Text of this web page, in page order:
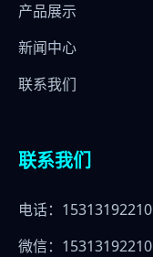
产品展示
新闻中心
联系我们
联系我们
电话：15313192210
微信：15313192210